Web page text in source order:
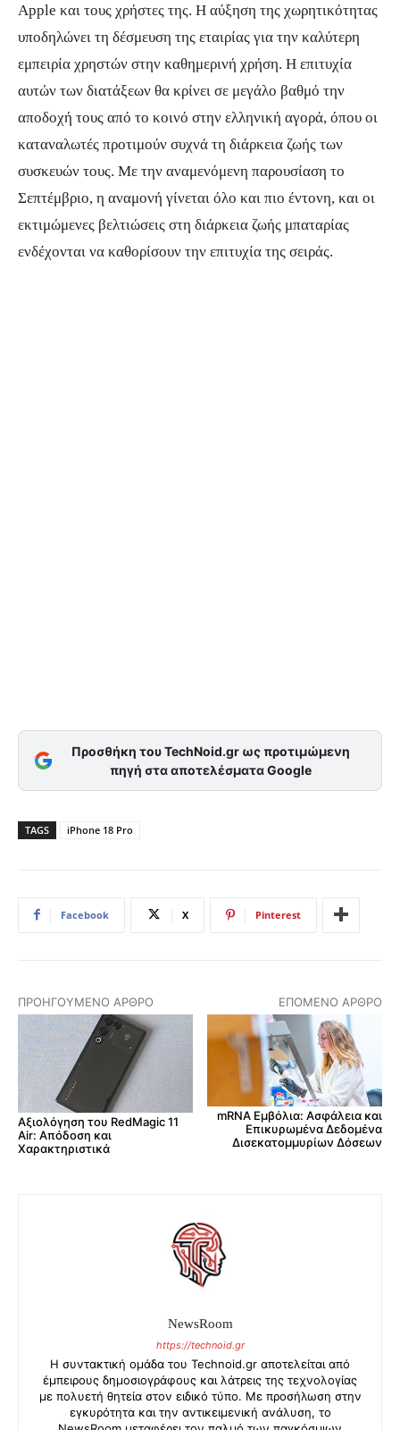
Apple και τους χρήστες της. Η αύξηση της χωρητικότητας
υποδηλώνει τη δέσμευση της εταιρίας για την καλύτερη
εμπειρία χρηστών στην καθημερινή χρήση. Η επιτυχία
αυτών των διατάξεων θα κρίνει σε μεγάλο βαθμό την
αποδοχή τους από το κοινό στην ελληνική αγορά, όπου οι
καταναλωτές προτιμούν συχνά τη διάρκεια ζωής των
συσκευών τους. Με την αναμενόμενη παρουσίαση το
Σεπτέμβριο, η αναμονή γίνεται όλο και πιο έντονη, και οι
εκτιμώμενες βελτιώσεις στη διάρκεια ζωής μπαταρίας
ενδέχονται να καθορίσουν την επιτυχία της σειράς.
Προσθήκη του TechNoid.gr ως προτιμώμενη
πηγή στα αποτελέσματα Google
TAGS iPhone 18 Pro
Facebook X Pinterest
ΠΡΟΗΓΟΎΜΕΝΟ ΆΡΘΡΟ
Αξιολόγηση του RedMagic 11
Air: Απόδοση και
Χαρακτηριστικά
ΕΠΌΜΕΝΟ ΆΡΘΡΟ
mRNA Εμβόλια: Ασφάλεια και
Επικυρωμένα Δεδομένα
Δισεκατομμυρίων Δόσεων
NewsRoom
https://technoid.gr
Η συντακτική ομάδα του Technoid.gr αποτελείται από
έμπειρους δημοσιογράφους και λάτρεις της τεχνολογίας
με πολυετή θητεία στον ειδικό τύπο. Με προσήλωση στην
εγκυρότητα και την αντικειμενική ανάλυση, το